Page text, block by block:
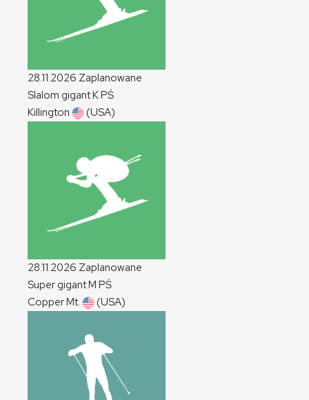
28.11.2026 Zaplanowane
Slalom gigantKPŚ
Killington
(USA)
28.11.2026 Zaplanowane
Super gigantM PŚ
Copper Mt.
(USA)